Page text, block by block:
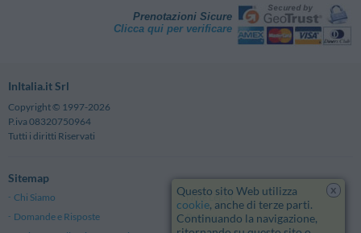
Prenotazioni Sicure
Clicca qui per verificare
InItalia.it Srl
Copyright © 1997-2026
P.iva 08320750964
Tutti i diritti Riservati
Sitemap
Chi Siamo
Note Legali
Domande e Risposte
Privacy
x
Questo sito Web utilizza
cookie, anche di terze parti.
Continuando la navigazione,